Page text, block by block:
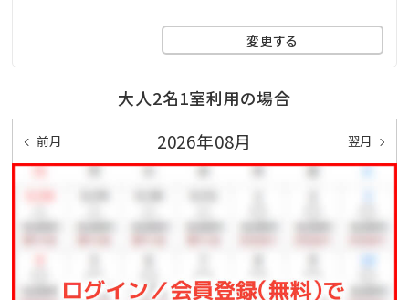
ートテラスでのお食事をお楽しみください。
都会の喧騒を離れた場所で、心安らぐ時間をごゆっくり
（※持ち込みBBQのお客様も、別途オプションで「県産
変更する
大人2名1室利用の場合
前月 2026年08月 翌月